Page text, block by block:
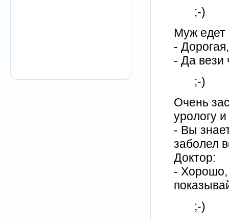
;-)
Муж едет
-
- Да вези
;-)
Очень
урологу
- Вы
заболел
Доктор:
- Хорошо,
;-)